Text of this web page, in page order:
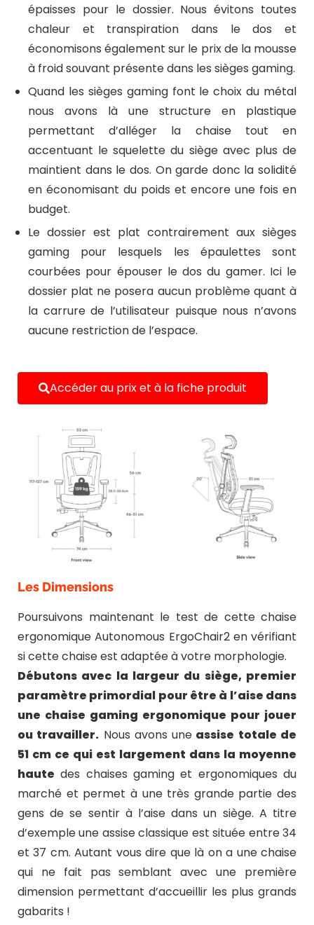
épaisses pour le dossier. Nous évitons toutes
chaleur et transpiration dans le dos et
économisons également sur le prix de la mousse
à froid souvant présente dans les sièges gaming.
Quand les sièges gaming font le choix du métal
nous avons là une structure en plastique
permettant d’alléger la chaise tout en
accentuant le squelette du siège avec plus de
maintient dans le dos. On garde donc la solidité
en économisant du poids et encore une fois en
budget.
Le dossier est plat contrairement aux sièges
gaming pour lesquels les épaulettes sont
courbées pour épouser le dos du gamer. Ici le
dossier plat ne posera aucun problème quant à
la carrure de l’utilisateur puisque nous n’avons
aucune restriction de l’espace.
Accéder au prix et à la fiche produit
Les Dimensions
Poursuivons maintenant le test de cette chaise
ergonomique Autonomous ErgoChair2 en vérifiant
si cette chaise est adaptée à votre morphologie.
Débutons avec la largeur du siège, premier
paramètre primordial pour être à l’aise dans
une chaise gaming ergonomique pour jouer
ou travailler. Nous avons une assise totale de
51 cm ce qui est largement dans la moyenne
haute des chaises gaming et ergonomiques du
marché et permet à une très grande partie des
gens de se sentir à l’aise dans un siège. A titre
d’exemple une assise classique est située entre 34
et 37 cm. Autant vous dire que là on a une chaise
qui ne fait pas semblant avec une première
dimension permettant d’accueillir les plus grands
gabarits !